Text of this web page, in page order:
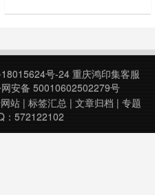
2020年9月13日……
号-24重庆鸿印集客服
安备 50010602502279号
站| 标签汇总| 文章归档 | 专题
：572122102